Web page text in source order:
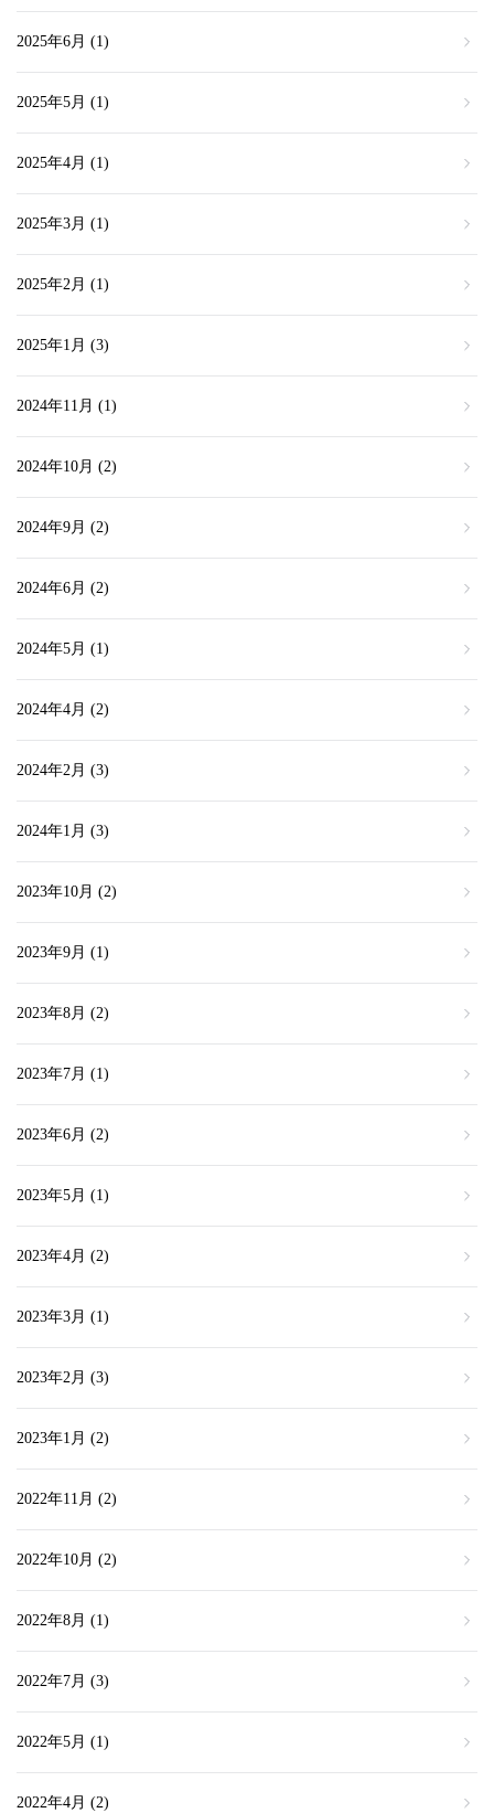
2025年6月 (1)
2025年5月 (1)
2025年4月 (1)
2025年3月 (1)
2025年2月 (1)
2025年1月 (3)
2024年11月 (1)
2024年10月 (2)
2024年9月 (2)
2024年6月 (2)
2024年5月 (1)
2024年4月 (2)
2024年2月 (3)
2024年1月 (3)
2023年10月 (2)
2023年9月 (1)
2023年8月 (2)
2023年7月 (1)
2023年6月 (2)
2023年5月 (1)
2023年4月 (2)
2023年3月 (1)
2023年2月 (3)
2023年1月 (2)
2022年11月 (2)
2022年10月 (2)
2022年8月 (1)
2022年7月 (3)
2022年5月 (1)
2022年4月 (2)